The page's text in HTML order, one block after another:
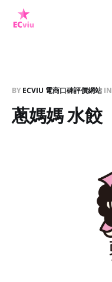
BY ECVIU 電商口碑評價網站IN
蔥媽媽 水餃